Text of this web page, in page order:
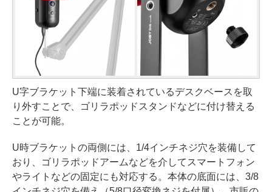
U字ブラケット下端に装着されているデスクベースを取
り外すことで、ゴリラポッドスタンドなどに付け替える
ことが可能。
U時ブラケットの両側には、1/4インチネジ穴を装備して
おり、ゴリラポッドアームなどを介してスマートフォン
やライトなどの固定にも対応する。本体の底面には、3/8